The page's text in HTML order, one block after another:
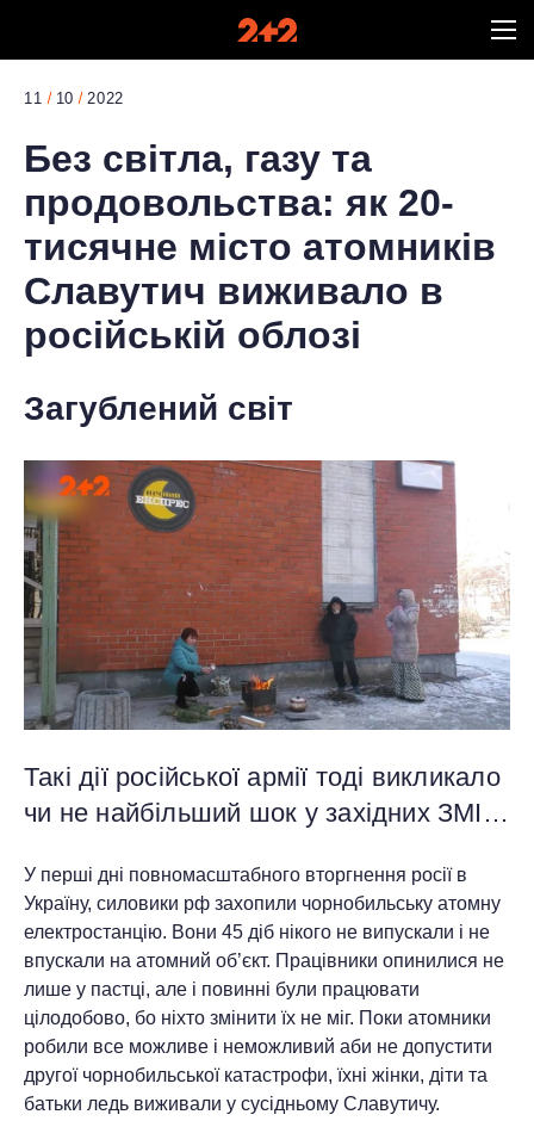
11 10 2022
Без світла, газу та
продовольства: як 20-
тисячне місто атомників
Славутич виживало в
російській облозі
Загублений світ
Такі дії російської армії тоді викликало
чи не найбільший шок у західних ЗМІ…
У перші дні повномасштабного вторгнення росії в
Україну, силовики рф захопили чорнобильську атомну
електростанцію. Вони 45 діб нікого не випускали і не
впускали на атомний об’єкт. Працівники опинилися не
лише у пастці, але і повинні були працювати
цілодобово, бо ніхто змінити їх не міг. Поки атомники
робили все можливе і неможливий аби не допустити
другої чорнобильської катастрофи, їхні жінки, діти та
батьки ледь виживали у сусідньому Славутичу.